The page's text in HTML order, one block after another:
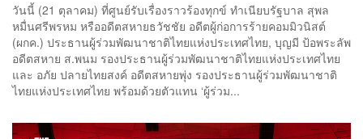
วันนี้ (21 ตุลาคม) ที่ศูนย์รับเรื่องราวร้องทุกข์ ทำเนียบรัฐบาล สุพล
หมื่นศรีพรหม หรืออดีตสหายธวัชชัย อดีตผู้ก่อการร้ายคอมมิวนิสต์
(ผกค.) ประธานผู้ร่วมพัฒนาชาติไทยแห่งประเทศไทย, บุญมี ป้อพระลัพ
อดีตสหาย ส.พนม รองประธานผู้ร่วมพัฒนาชาติไทยแห่งประเทศไทย
และ อภัย ปลายไทยสงค์ อดีตสหายพุ่ง รองประธานผู้ร่วมพัฒนาชาติ
ไทยแห่งประเทศไทย พร้อมด้วยตัวแทน ‘ผู้ร่วม...